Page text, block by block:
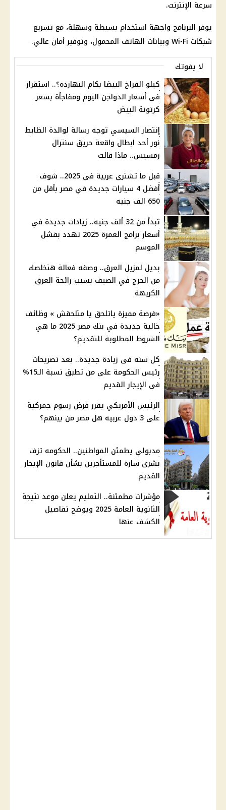
سرعة الإنترنت.
يوفر البرنامج واجهة استخدام بسيطة وسهلة، مع تسريع
شبكات Wi-Fi وبيانات الهاتف المحمول، وتوفير أمان عالي.
لا يفوتك
كيلو الفراخ البيضا بكام النهارده؟.. استقرار
فى أسعار الدواجن اليوم ومفاجأة بسعر
كرتونة البيض
إنتصار السيسي توجه رسالة لوالدة الظابط
نور أحد ابطال واقعة حريق سنترال
رمسيس.. ماذا قالت
قبل ما تشترى عربية فى 2025.. شوف
أفضل 4 سيارات جديدة في مصر بأقل من
650 الف جنيه
تبدأ من 32 ألف جنيه.. زيادات جديدة في
أسعار برامج العمرة 2025 تهدد بفشل
الموسم
بديل لمزيل العرق.. وصفه فعالة هتخلصك
من الحرج في الصيف بسبب رائحة العرق
الكريهة
«فرصة مميزة ياتلحق يا متلحقش » وظائف
خالية جديدة في بنك مصر 2025 ما هي
الشروط المطلوبة للتقديم؟
كل سنه فى زيادة جديدة.. بعد تصريحات
رئيس الحكومة على من تطبق نسبة الـ15%
فى الإيجار القديم
الرئيس الأمريكي يقرر فرض رسوم جمركية
على 3 دول عربيه هل مصر من بينهم؟
مدبولي يطمئن المواطنين.. الحكومه تزف
بشرى سارة للمستأجرين بشأن قانون الإيجار
القديم
مؤشرات مطمئنة.. التعليم يعلن موعد نتيجة
الثانوية العامة 2025 ويوضح تفاصيل
الكشف عنها